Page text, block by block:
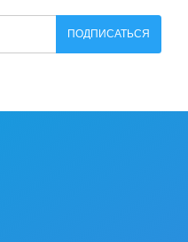
ПОДПИСАТЬСЯ